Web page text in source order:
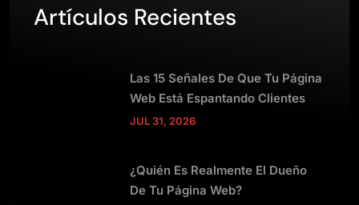
Artículos Recientes
Las 15 Señales De Que Tu Página
Web Está Espantando Clientes
JUL 31, 2026
¿Quién Es Realmente El Dueño
De Tu Página Web?